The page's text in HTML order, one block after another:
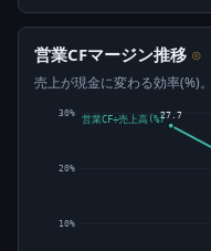
営業CFマージン推移 ⊙
売上が現金に変わる効率(%)
10%
20%
30% 27.7
営業CF÷売上高(%)